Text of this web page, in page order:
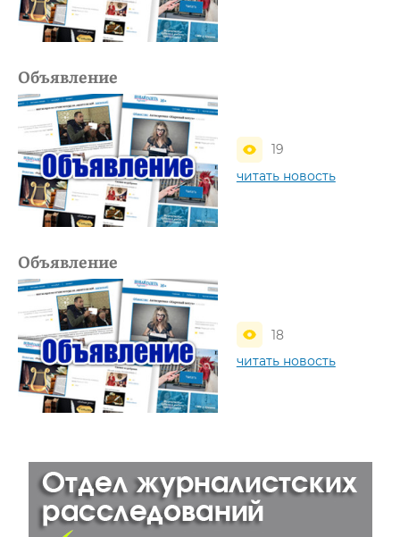
Объявление
19
читать новость
Объявление
18
читать новость